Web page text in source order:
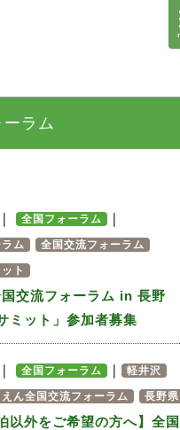
ラム
全国フォーラム
ム 全国交流フォーラム
ト
国交流フォーラム in 長野
ミット」参加者募集
全国フォーラム 軽井沢
ん全国交流フォーラム 長野県
以外をご希望の方へ】全国